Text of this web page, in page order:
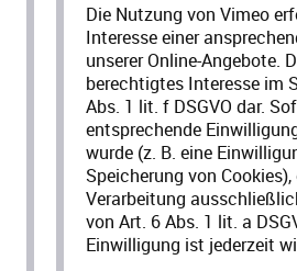
Die Nutzung von Vimeo
Interesse einer
unserer Online-Angebote.
berechtigtes Interesse im
Abs. 1 lit. f DSGVO dar.
entsprechende
wurde (z. B. eine
Speicherung von
Verarbeitung
von Art. 6 Abs. 1 lit. a
Einwilligung ist jederzeit